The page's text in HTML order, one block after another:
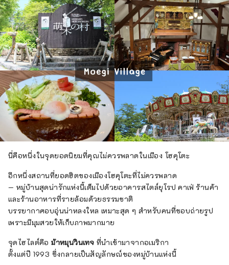
นี่คือหนึ่งในจุดยอดนิยมที่คุณไม่ควรพลาดในเมือง โฮคุโตะ
อีกหนึ่งสถานที่ยอดฮิตของเมืองโฮคุโตะที่ไม่ควรพลาด
— หมู่บ้านสุดน่ารักแห่งนี้เต็มไปด้วยอาคารสไตล์ยุโรป คาเฟ่ ร้านค้า
และร้านอาหารที่รายล้อมด้วยธรรมชาติ
บรรยากาศอบอุ่นน่าหลงใหล เหมาะสุด ๆ สำหรับคนที่ชอบถ่ายรูป
เพราะมีมุมสวยให้เก็บภาพมากมาย
จุดไฮไลต์คือม้าหมุนวินเทจ ที่นำเข้ามาจากอเมริกา
ตั้งแต่ปี 1993 ซึ่งกลายเป็นสัญลักษณ์ของหมู่บ้านแห่งนี้